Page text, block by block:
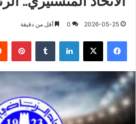
2026-05-25
0 أقل من دقيقة
فيسبوك X لينكدإن